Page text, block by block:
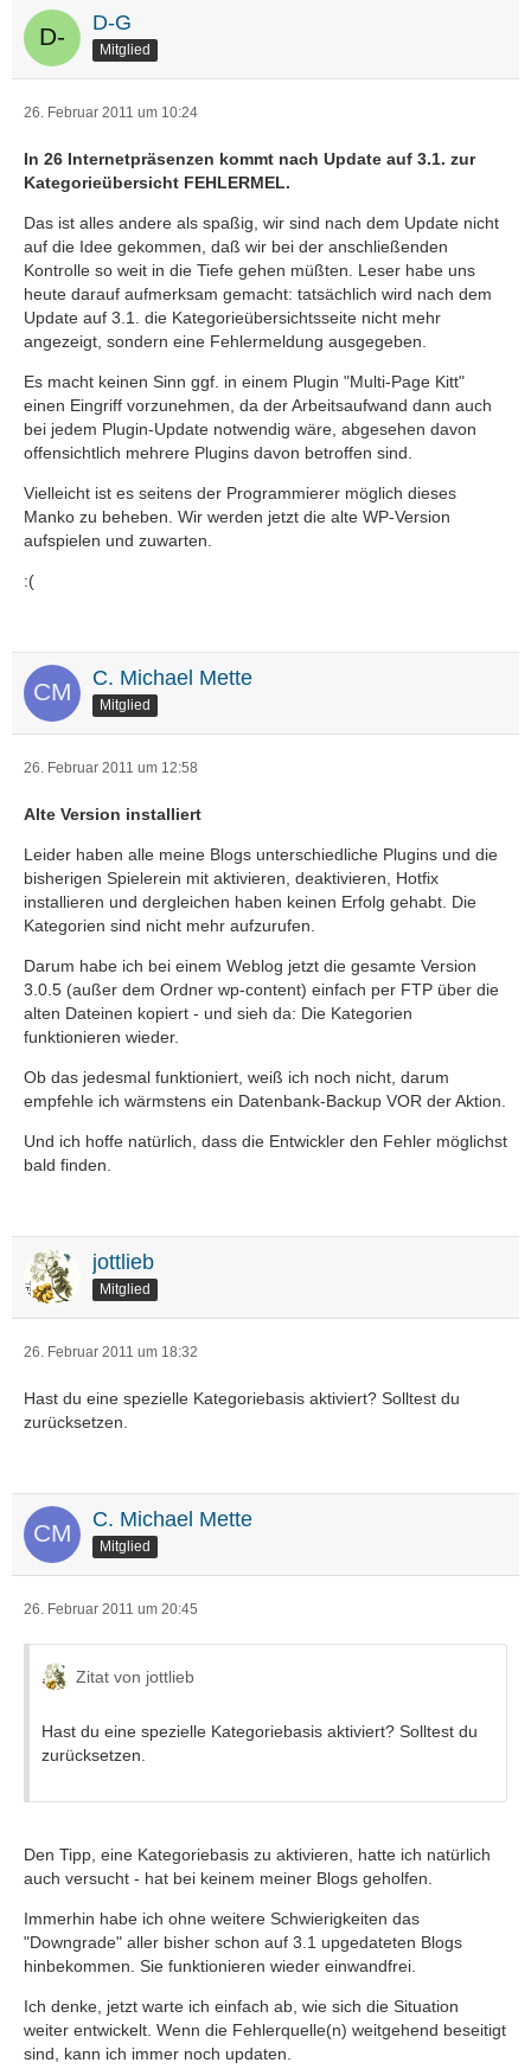
D-G
Mitglied
26. Februar 2011 um 10:24
In 26 Internetpräsenzen kommt nach Update auf 3.1. zur
Kategorieübersicht FEHLERMEL.
Das ist alles andere als spaßig, wir sind nach dem Update nicht
auf die Idee gekommen, daß wir bei der anschließenden
Kontrolle so weit in die Tiefe gehen müßten. Leser habe uns
heute darauf aufmerksam gemacht: tatsächlich wird nach dem
Update auf 3.1. die Kategorieübersichtsseite nicht mehr
angezeigt, sondern eine Fehlermeldung ausgegeben.
Es macht keinen Sinn ggf. in einem Plugin "Multi-Page Kitt"
einen Eingriff vorzunehmen, da der Arbeitsaufwand dann auch
bei jedem Plugin-Update notwendig wäre, abgesehen davon
offensichtlich mehrere Plugins davon betroffen sind.
Vielleicht ist es seitens der Programmierer möglich dieses
Manko zu beheben. Wir werden jetzt die alte WP-Version
aufspielen und zuwarten.
:(
C. Michael Mette
Mitglied
26. Februar 2011 um 12:58
Alte Version installiert
Leider haben alle meine Blogs unterschiedliche Plugins und die
bisherigen Spielerein mit aktivieren, deaktivieren, Hotfix
installieren und dergleichen haben keinen Erfolg gehabt. Die
Kategorien sind nicht mehr aufzurufen.
Darum habe ich bei einem Weblog jetzt die gesamte Version
3.0.5 (außer dem Ordner wp-content) einfach per FTP über die
alten Dateinen kopiert - und sieh da: Die Kategorien
funktionieren wieder.
Ob das jedesmal funktioniert, weiß ich noch nicht, darum
empfehle ich wärmstens ein Datenbank-Backup VOR der Aktion.
Und ich hoffe natürlich, dass die Entwickler den Fehler möglichst
bald finden.
jottlieb
Mitglied
26. Februar 2011 um 18:32
Hast du eine spezielle Kategoriebasis aktiviert? Solltest du
zurücksetzen.
C. Michael Mette
Mitglied
26. Februar 2011 um 20:45
Zitat von jottlieb
Hast du eine spezielle Kategoriebasis aktiviert? Solltest du
zurücksetzen.
Den Tipp, eine Kategoriebasis zu aktivieren, hatte ich natürlich
auch versucht - hat bei keinem meiner Blogs geholfen.
Immerhin habe ich ohne weitere Schwierigkeiten das
"Downgrade" aller bisher schon auf 3.1 upgedateten Blogs
hinbekommen. Sie funktionieren wieder einwandfrei.
Ich denke, jetzt warte ich einfach ab, wie sich die Situation
weiter entwickelt. Wenn die Fehlerquelle(n) weitgehend beseitigt
sind, kann ich immer noch updaten.